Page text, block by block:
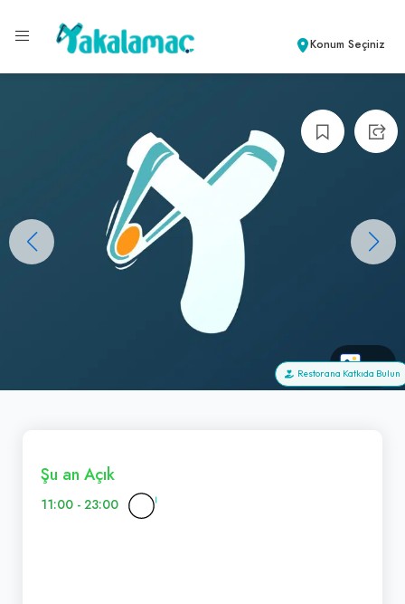
Konum Seçiniz
+0
Restorana Katkıda Bulun
Şu an Açık
11:00 - 23:00